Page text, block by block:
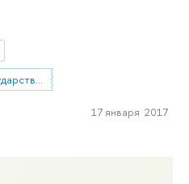
Управление и аналитика в государственном секторе
17 января 2017